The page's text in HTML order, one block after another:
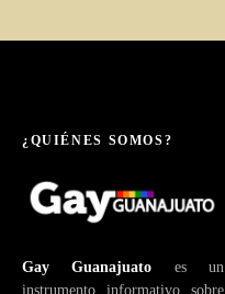
¿QUIÉNES SOMOS?
Gay Guanajuato es un
instrumento informativo sobre